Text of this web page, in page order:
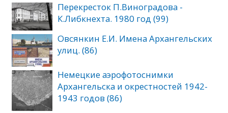
Перекресток П.Виноградова -
К.Либкнехта. 1980 год (99)
Овсянкин Е.И. Имена Архангельских
улиц. (86)
Немецкие аэрофотоснимки
Архангельска и окрестностей 1942-
1943 годов (86)